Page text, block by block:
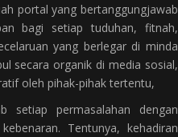
portal yang bertanggungjawab
bagi setiap tuduhan, fitnah,
yang berlegar di minda
secara organik di media sosial,
oleh pihak-pihak tertentu,
setiap permasalahan dengan
Tentunya, kehadiran